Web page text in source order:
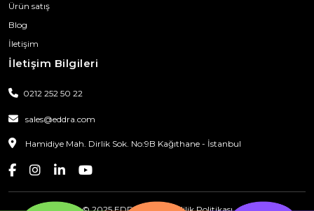
Ürün satış
Blog
İletişim
İletişim Bilgileri
0212 252 50 22
sales@eddra.com
Hamidiye Mah. Dirlik Sok. No:9B Kağıthane - İstanbul